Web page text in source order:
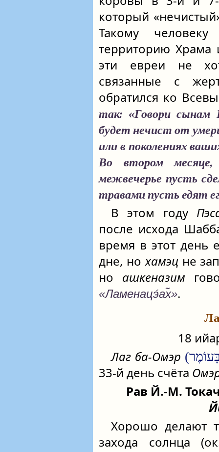
который
Такому
территорию Храма
эти евреи не
связанные с
обратился ко
так: «Говори сынам
будет нечист от
или в поколениях
Во втором
межвечерье пусть
травами пусть едят
В этом году
после исхода
время в этот день
дне, нохамэц не
но ашкеназим
«Ламенацэ́ах̃».
18
Лаг ба-Омэр
33-й день счёта
Рав Й.-М.
Хорошо делают
захода солнца